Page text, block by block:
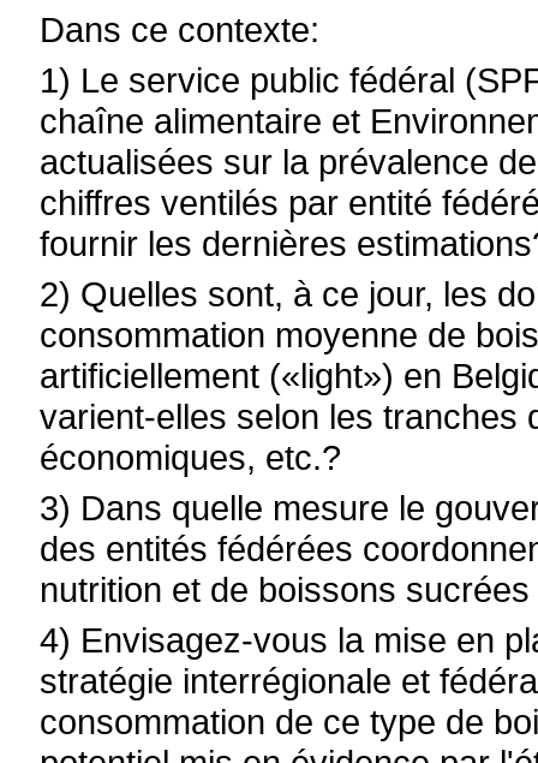
Dans ce contexte:
1) Le service public fédéral
chaîne alimentaire et
actualisées sur la prévalence
chiffres ventilés par entité
fournir les dernières
2) Quelles sont, à ce jour, les
consommation moyenne de
artificiellement («light») en
varient-elles selon les tranches
économiques, etc.?
3) Dans quelle mesure le
des entités fédérées
nutrition et de boissons
4) Envisagez-vous la mise en
stratégie interrégionale et
consommation de ce type de